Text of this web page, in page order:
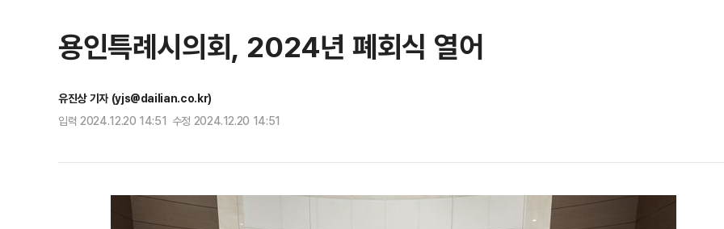
용인특례시의회, 2024년 폐회식 열어
유진상 기자 (yjs@dailian.co.kr)
입력 2024.12.20 14:51 수정 2024.12.20 14:51